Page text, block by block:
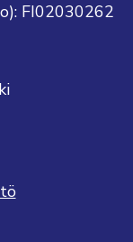
FI02030262